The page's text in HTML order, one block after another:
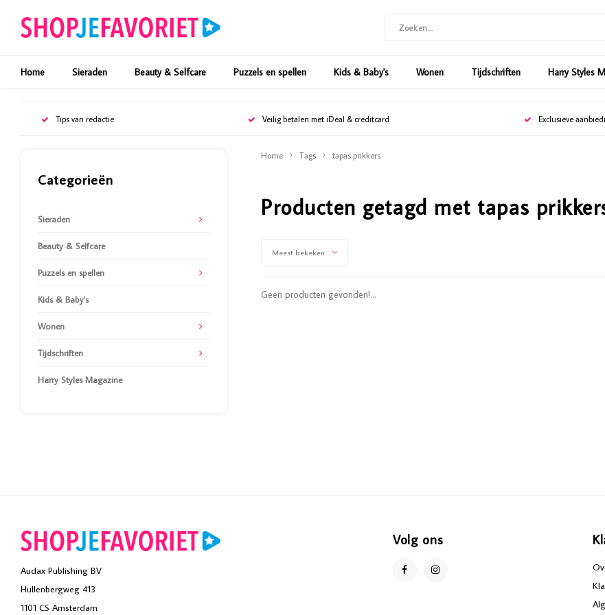
Home Sieraden Beauty & Selfcare Puzzels en spellen Kids & Baby's Wonen Tijdschriften Harry Styles
Tips van redactie Veilig betalen met iDeal & creditcard Exclusieve
Categorieën
Sieraden
Beauty & Selfcare
Puzzels en spellen
Kids & Baby's
Wonen
Tijdschriften
Harry Styles Magazine
Home Tags tapas prikkers
Producten getagd met tapas
Meest bekeken
Geen producten gevonden!...
Audax Publishing BV
Hullenbergweg 413
1101 CS Amsterdam
Volg ons